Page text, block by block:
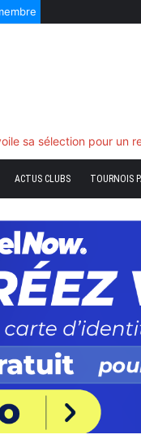
tout bascule
ACTUS CLUBS TOURNOIS